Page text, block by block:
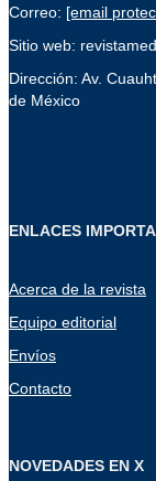
Correo: [email
Sitio web:
Dirección: Av.
de México
ENLACES
Acerca de la revista
Equipo editorial
Envíos
Contacto
NOVEDADES EN X